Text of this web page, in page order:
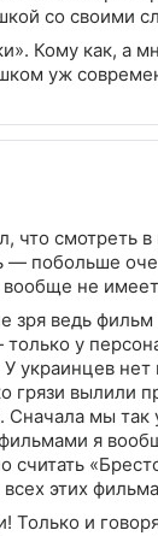
со своими
Кому как, а
уж
что смотреть
— побольше
вообще не
зря ведь
у
украинцев
грязи
мы
я
этих
Только и